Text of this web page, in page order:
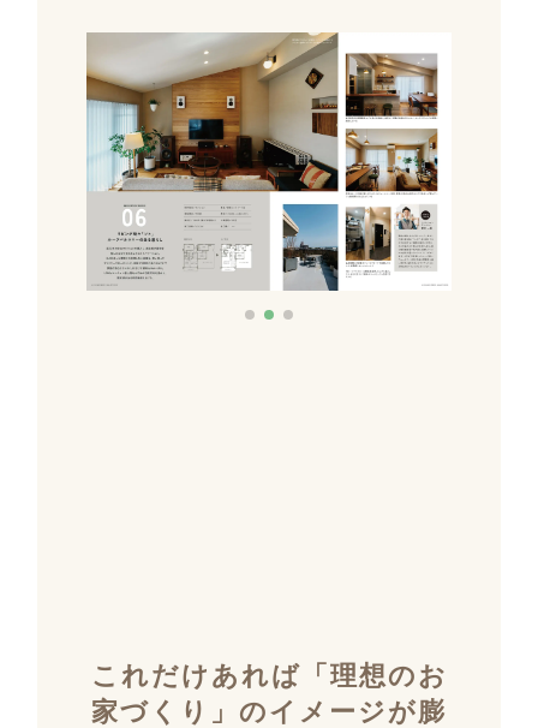
これだけあれば「理想のお
家づくり」のイメージが膨